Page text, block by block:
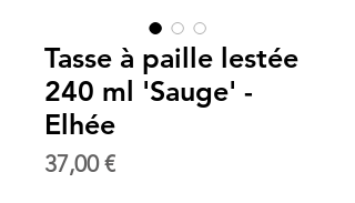
Tasse à paille lestée
240 ml 'Sauge' -
Elhée
37,00 €Prix